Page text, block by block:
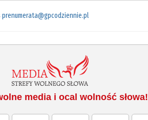
prenumerata@gpcodziennie.pl
media i ocal wolność słowa!